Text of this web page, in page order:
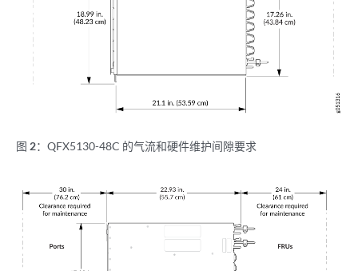
图 2： QFX5130-48C 的气流和硬件维护间隙要求